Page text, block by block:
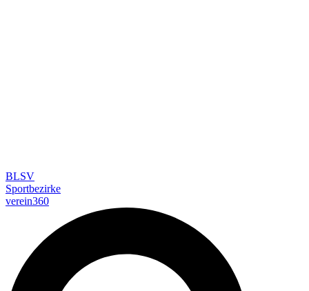
BLSV
Sportbezirke
verein360